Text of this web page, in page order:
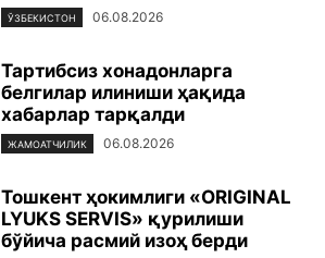
ЎЗБЕКИСТОН 06.08.2026
Тартибсиз хонадонларга
белгилар илиниши ҳақида
хабарлар тарқалди
ЖАМОАТЧИЛИК 06.08.2026
Тошкент ҳокимлиги «ORIGINAL
LYUKS SERVIS» қурилиши
бўйича расмий изоҳ берди